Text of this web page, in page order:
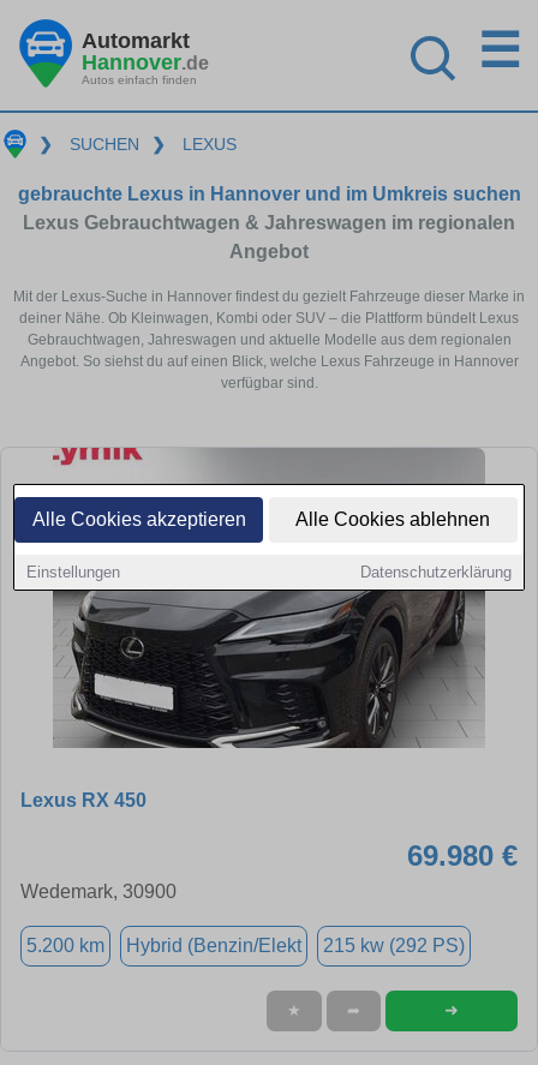
Alle Cookies akzeptieren Alle Cookies ablehnen
Einstellungen Datenschutzerklärung
Automarkt
Hannover.de
Autos einfach finden
☰
❯ SUCHEN ❯ LEXUS
gebrauchte Lexus in Hannover und im Umkreis suchen
Lexus Gebrauchtwagen & Jahreswagen im regionalen
Angebot
Mit der Lexus-Suche in Hannover findest du gezielt Fahrzeuge dieser Marke in
deiner Nähe. Ob Kleinwagen, Kombi oder SUV – die Plattform bündelt Lexus
Gebrauchtwagen, Jahreswagen und aktuelle Modelle aus dem regionalen
Angebot. So siehst du auf einen Blick, welche Lexus Fahrzeuge in Hannover
verfügbar sind.
Lexus RX 450
69.980 €
Wedemark, 30900
5.200 km Hybrid (Benzin/Elekt 215 kw (292 PS)
★ ➦ ➜